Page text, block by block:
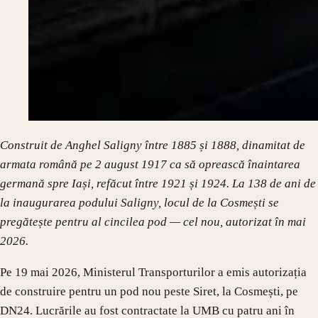
Construit de Anghel Saligny între 1885 și 1888, dinamitat de
armata română pe 2 august 1917 ca să oprească înaintarea
germană spre Iași, refăcut între 1921 și 1924. La 138 de ani de
la inaugurarea podului Saligny, locul de la Cosmești se
pregătește pentru al cincilea pod — cel nou, autorizat în mai
2026.
Pe 19 mai 2026, Ministerul Transporturilor a emis autorizația
de construire pentru un pod nou peste Siret, la Cosmești, pe
DN24. Lucrările au fost contractate la UMB cu patru ani în